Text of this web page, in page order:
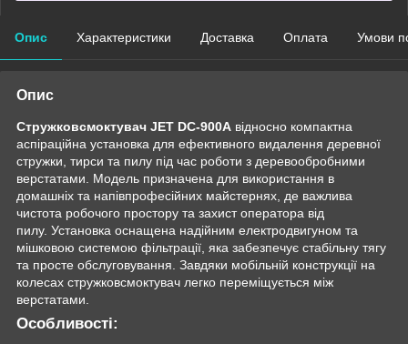
Опис Характеристики Доставка Оплата Умови
Опис
Стружковсмоктувач JET DC-900A відносно компактна
аспіраційна установка для ефективного видалення деревної
стружки, тирси та пилу під час роботи з деревообробними
верстатами. Модель призначена для використання в
домашніх та напівпрофесійних майстернях, де важлива
чистота робочого простору та захист оператора від
пилу. Установка оснащена надійним електродвигуном та
мішковою системою фільтрації, яка забезпечує стабільну тягу
та просте обслуговування. Завдяки мобільній конструкції на
колесах стружковсмоктувач легко переміщується між
верстатами.
Особливості: